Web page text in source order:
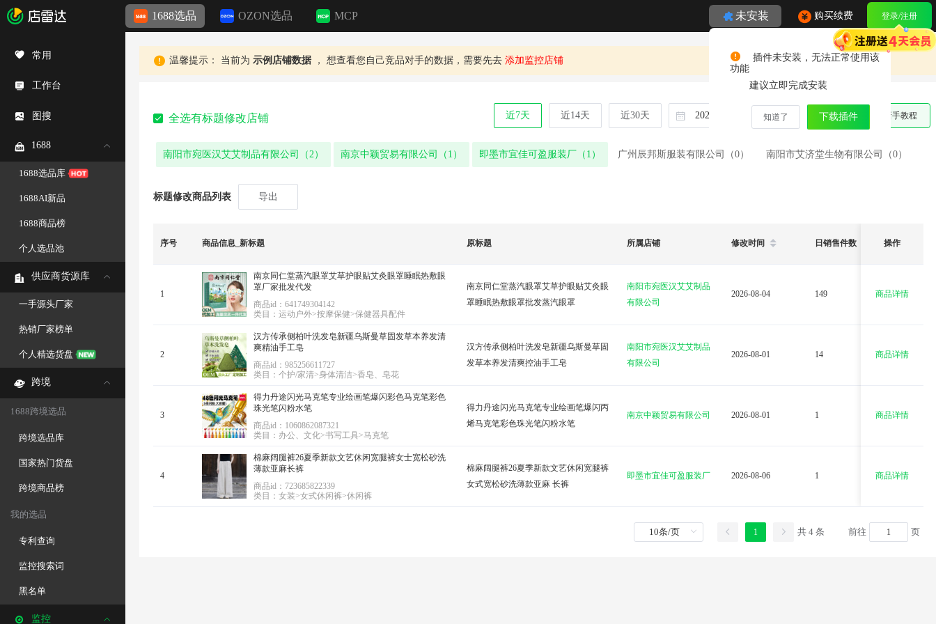
1688选品 OZON选品 MCP 未安装
插件未安装，无法正常使用该
功能
建议立即完成安装
下载插件
知道了
购买续费 登录/注册
常用
工作台
图搜
1688
1688选品库
1688AI新品
1688商品榜
个人选品池
供应商货源库
一手源头厂家
热销厂家榜单
个人精选货盘
跨境
1688跨境选品
跨境选品库
国家热门货盘
跨境商品榜
我的选品
专利查询
监控搜索词
黑名单
监控
温馨提示： 当前为 示例店铺数据 ， 想查看您自己竞品对手的数据，需要先去 添加监控店铺
近7天 近14天 近30天 新手教程
全选有标题修改店铺
南阳市宛医汉艾艾制品有限公司（2） 南京中颖贸易有限公司（1） 即墨市宜佳可盈服装厂（1） 广州辰邦斯服装有限公司（0） 南阳市艾济堂生物有限公司（0）
标题修改商品列表 导出
原标题 所属店铺 修改时间 日销售件数 日预估销
南京同仁堂蒸汽眼罩艾草护眼贴艾灸眼
罩睡眠热敷眼罩批发蒸汽眼罩
南阳市宛医汉艾艾制品
有限公司
2026-08-04 149 40.23
汉方传承侧柏叶洗发皂新疆乌斯曼草固
发草本养发清爽控油手工皂
南阳市宛医汉艾艾制品
有限公司
2026-08-01 14 27.58
得力丹途闪光马克笔专业绘画笔爆闪丙
烯马克笔彩色珠光笔闪粉水笔
南京中颖贸易有限公司 2026-08-01 1 9.54
棉麻阔腿裤26夏季新款文艺休闲宽腿裤
女式宽松砂洗薄款亚麻 长裤
即墨市宜佳可盈服装厂 2026-08-06 1 79
序号 商品信息_新标题
1
南京同仁堂蒸汽眼罩艾草护眼贴艾灸眼罩睡眠热敷眼
罩厂家批发代发
商品id：641749304142
类目：运动户外>按摩保健>保健器具配件
2
汉方传承侧柏叶洗发皂新疆乌斯曼草固发草本养发清
爽精油手工皂
商品id：985256611727
类目：个护/家清>身体清洁>香皂、皂花
3
得力丹途闪光马克笔专业绘画笔爆闪彩色马克笔彩色
珠光笔闪粉水笔
商品id：1060862087321
类目：办公、文化>书写工具>马克笔
4
棉麻阔腿裤26夏季新款文艺休闲宽腿裤女士宽松砂洗
薄款亚麻长裤
商品id：723685822339
类目：女装>女式休闲裤>休闲裤
操作
商品详情
商品详情
商品详情
商品详情
1 共 4 条 前往 页